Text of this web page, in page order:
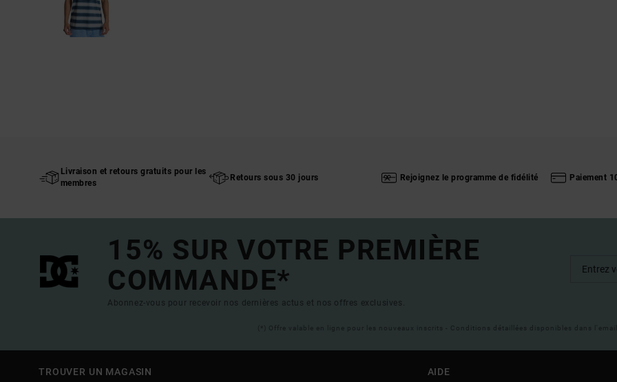
Livraison et retours gratuits pour les
membres
Retours sous 30 jours Rejoignez le programme de fidélité Paiement
15% SUR VOTRE PREMIÈRE
COMMANDE*
Abonnez-vous pour recevoir nos dernières actus et nos offres exclusives.
(*) Offre valable en ligne pour les nouveaux inscrits - Conditions détaillées disponibles dans
TROUVER UN MAGASIN AIDE